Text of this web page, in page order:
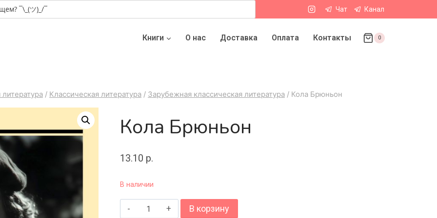
Чат Канал
Книги О нас Доставка Оплата Контакты 0
/ Классическая литература / Зарубежная классическая литература / Кола Брюньон
Кола Брюньон
13.10 р.
В наличии
Количество
В корзину